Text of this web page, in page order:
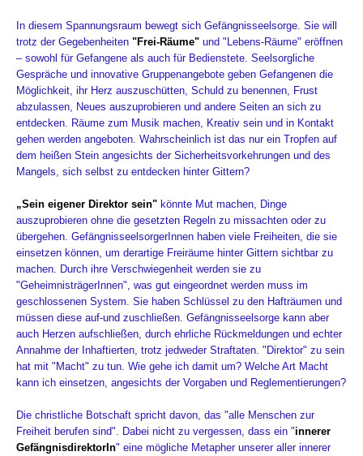
In diesem Spannungsraum bewegt sich Gefängnisseelsorge. Sie will
trotz der Gegebenheiten "Frei-Räume" und "Lebens-Räume" eröffnen
– sowohl für Gefangene als auch für Bedienstete. Seelsorgliche
Gespräche und innovative Gruppenangebote geben Gefangenen die
Möglichkeit, ihr Herz auszuschütten, Schuld zu benennen, Frust
abzulassen, Neues auszuprobieren und andere Seiten an sich zu
entdecken. Räume zum Musik machen, Kreativ sein und in Kontakt
gehen werden angeboten. Wahrscheinlich ist das nur ein Tropfen auf
dem heißen Stein angesichts der Sicherheitsvorkehrungen und des
Mangels, sich selbst zu entdecken hinter Gittern?
„Sein eigener Direktor sein" könnte Mut machen, Dinge
auszuprobieren ohne die gesetzten Regeln zu missachten oder zu
übergehen. GefängnisseelsorgerInnen haben viele Freiheiten, die sie
einsetzen können, um derartige Freiräume hinter Gittern sichtbar zu
machen. Durch ihre Verschwiegenheit werden sie zu
"GeheimnisträgerInnen", was gut eingeordnet werden muss im
geschlossenen System. Sie haben Schlüssel zu den Hafträumen und
müssen diese auf-und zuschließen. Gefängnisseelsorge kann aber
auch Herzen aufschließen, durch ehrliche Rückmeldungen und echter
Annahme der Inhaftierten, trotz jedweder Straftaten. "Direktor" zu sein
hat mit "Macht" zu tun. Wie gehe ich damit um? Welche Art Macht
kann ich einsetzen, angesichts der Vorgaben und Reglementierungen?
Die christliche Botschaft spricht davon, das "alle Menschen zur
Freiheit berufen sind". Dabei nicht zu vergessen, dass ein "innerer
GefängnisdirektorIn" eine mögliche Metapher unserer aller innerer